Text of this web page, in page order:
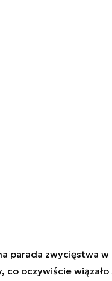
parada zwycięstwa
co oczywiście